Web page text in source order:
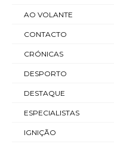
AO VOLANTE
CONTACTO
CRÓNICAS
DESPORTO
DESTAQUE
ESPECIALISTAS
IGNIÇÃO